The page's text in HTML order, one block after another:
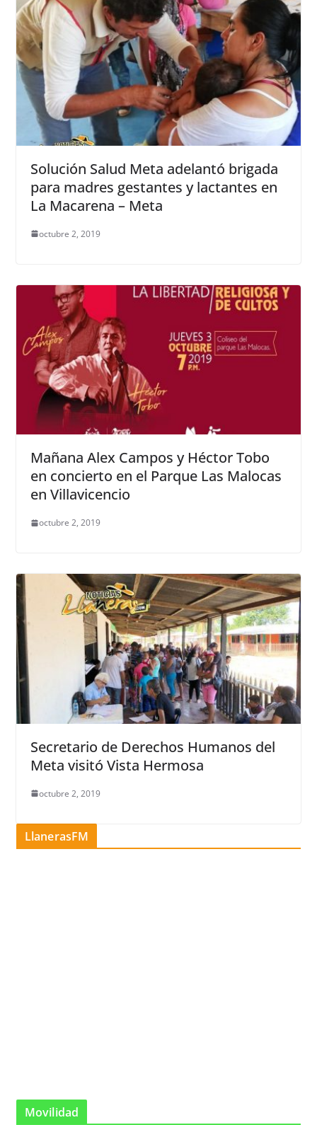
Solución Salud Meta adelantó brigada
para madres gestantes y lactantes en
La Macarena – Meta
octubre 2, 2019
Mañana Alex Campos y Héctor Tobo
en concierto en el Parque Las Malocas
en Villavicencio
octubre 2, 2019
Secretario de Derechos Humanos del
Meta visitó Vista Hermosa
octubre 2, 2019
LlanerasFM
Movilidad